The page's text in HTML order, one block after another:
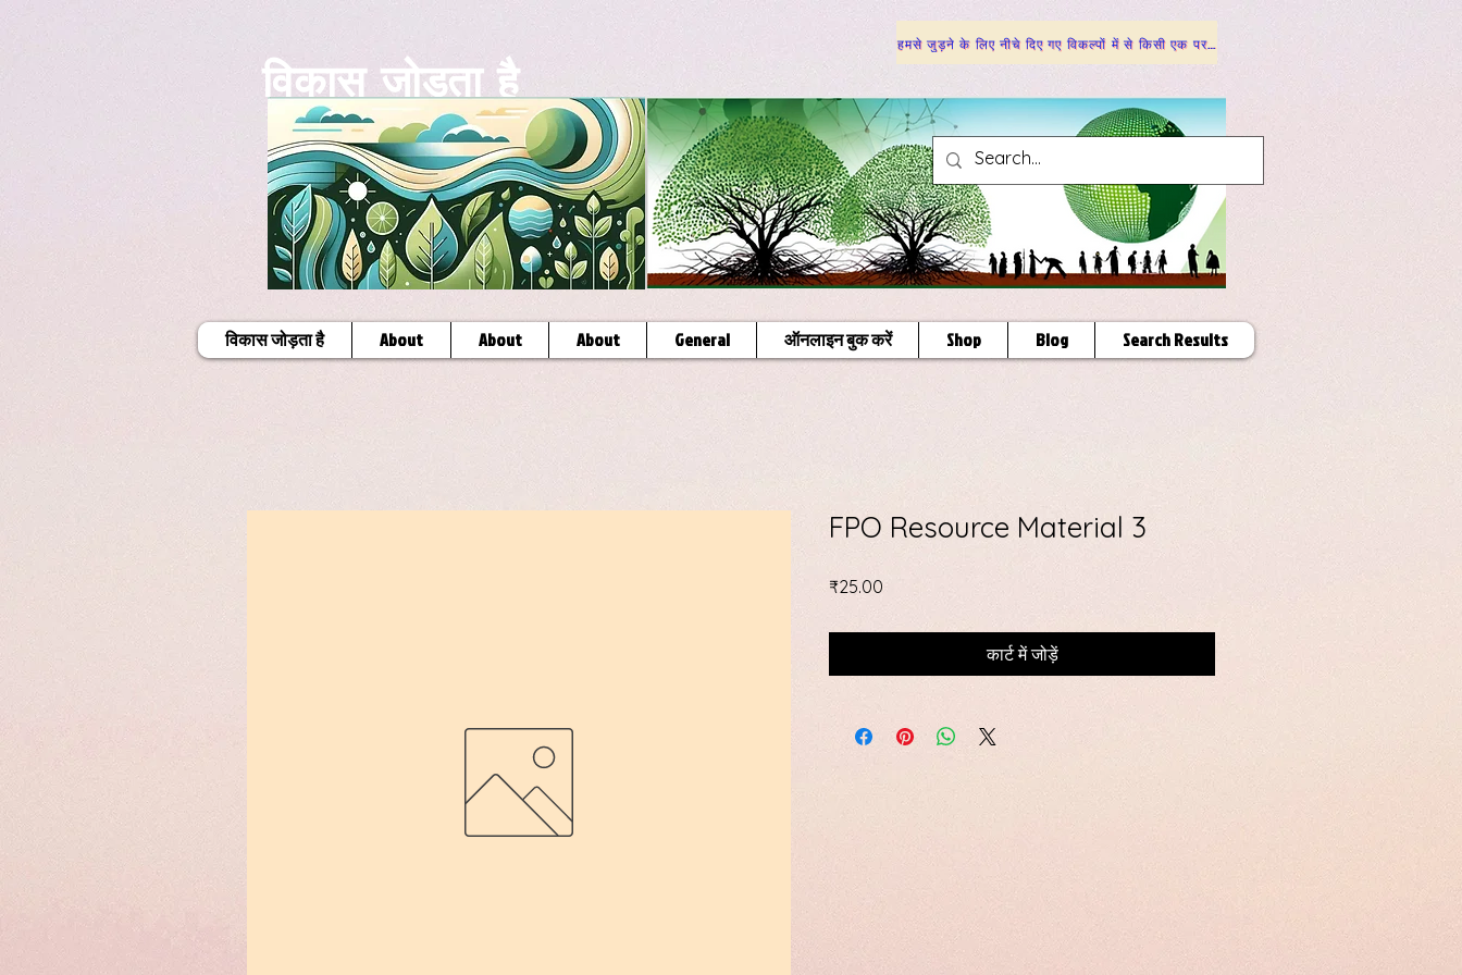
विकास जोड़ता है
हमसे जुड़ने के लिए नीचे दिए गए विकल्पों में से किसी एक पर क्लिक करें
विकास जोड़ता है About About About General ऑनलाइन बुक करें Shop Blog Search Results
FPO Resource Material 3
₹25.00
कार्ट में जोड़ें